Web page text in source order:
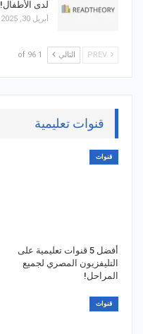
لدى الأطفال!
أبريل 30, 2025
التالي 1 of 96
قنوات تعليمية
قنوات
أفضل 5 قنوات تعليمية على
التليفزيون المصري لجميع
المراحل!
قنوات